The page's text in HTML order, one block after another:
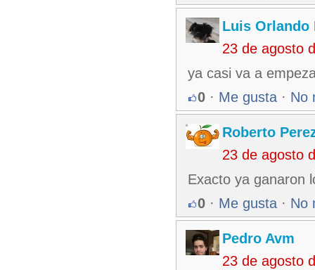
Luis Orlando
23 de agosto
ya casi va a
0 · Me gusta · No
Roberto
23 de agosto
Exacto ya ganaron
0 · Me gusta · No
Pedro Avm
23 de agosto